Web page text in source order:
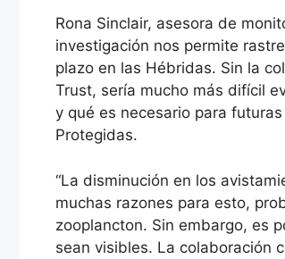
Rona Sinclair, asesora de
investigación nos permite
plazo en las Hébridas. Sin la
Trust, sería mucho más difícil
y qué es necesario para
Protegidas.
“La disminución en los
muchas razones para esto,
zooplancton. Sin embargo, es
sean visibles. La colaboración